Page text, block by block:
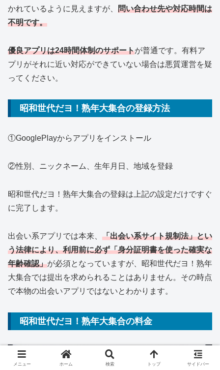
かれているように見えますが、 問い合わせ先や対応時間は
不明です。
優良アプリは24時間体制のサポートが普通です。有料ア
プリがそれに近い対応ができていない場合は悪質運営を疑
ってください。
昭和世代だヨ！熟年大集合の登録方法
①GooglePlayからアプリをインストール
②性別、ニックネーム、生年月日、地域を登録
昭和世代だヨ！熟年大集合の登録は上記の設定だけですぐ
に完了します。
出会い系アプリでは本来、 「出会い系サイト規制法」とい
う法律により、利用前に必ず「身分証明書を使った確実な
年齢確認」が必須となっていますが、昭和世代だヨ！熟年
大集合では提出を求められることはありません。その時点
で本物の出会いアプリではないとわかります。
昭和世代だヨ！熟年大集合の料金
メニュー ホーム 検索 トップ サイドバー